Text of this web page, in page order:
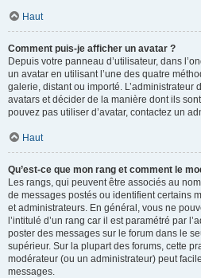
Haut
Comment puis-je afficher un avatar ?
Depuis votre panneau d’utilisateur, dans
un avatar en utilisant l’une des quatre
galerie, distant ou importé. L’administrateur
avatars et décider de la manière dont ils
pouvez pas utiliser d’avatar, contactez un
Haut
Qu’est-ce que mon rang et comment le
Les rangs, qui peuvent être associés au
de messages postés ou identifient certains
et administrateurs. En général, vous ne
l’intitulé d’un rang car il est paramétré par
poster des messages sur le forum dans le
supérieur. Sur la plupart des forums, cette
modérateur (ou un administrateur) peut
messages.